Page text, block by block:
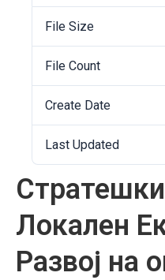
File Size
File Count
Create Date
Last Updated
Локален
Развој на